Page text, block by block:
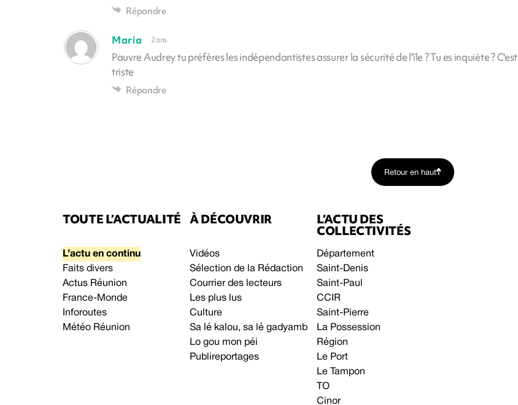
Répondre
Maria 2 ans
Pauvre Audrey tu préfères les indépendantistes assurer la sécurité de l'île ? Tu es inquiète ? C'est
triste
Répondre
Retour en haut
TOUTE L’ACTUALITÉ
L’actu en continu
Faits divers
Actus Réunion
France-Monde
Inforoutes
Météo Réunion
À DÉCOUVRIR
Vidéos
Sélection de la Rédaction
Courrier des lecteurs
Les plus lus
Culture
Sa lé kalou, sa lé gadyamb
Lo gou mon péi
Publireportages
L’ACTU DES
COLLECTIVITÉS
Département
Saint-Denis
Saint-Paul
CCIR
Saint-Pierre
La Possession
Région
Le Port
Le Tampon
TO
Cinor